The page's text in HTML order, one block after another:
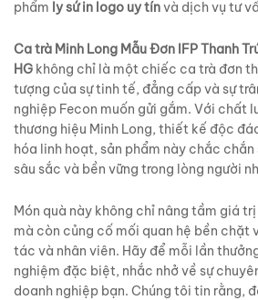
phẩm ly sứ in logo uy tínvà dịch vụ tư
Ca trà Minh Long Mẫu Đơn IFP Thanh
HG không chỉ là một chiếc ca trà đơn
tượng của sự tinh tế, đẳng cấp và sự
nghiệp Fecon muốn gửi gắm. Với chất
thương hiệu Minh Long, thiết kế độc
hóa linh hoạt, sản phẩm này chắc
sâu sắc và bền vững trong lòng người
Món quà này không chỉ nâng tầm giá
mà còn củng cố mối quan hệ bền chặt
tác và nhân viên. Hãy để mỗi lần
nghiệm đặc biệt, nhắc nhở về sự
doanh nghiệp bạn. Chúng tôi tin rằng,